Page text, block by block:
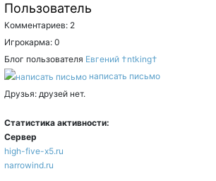
Пользователь
Комментариев: 2
Игрокарма: 0
Блог пользователя Евгений †ntking†
написать письмо
Друзья: друзей нет.
Статистика активности:
Сервер
high-five-x5.ru
narrowind.ru